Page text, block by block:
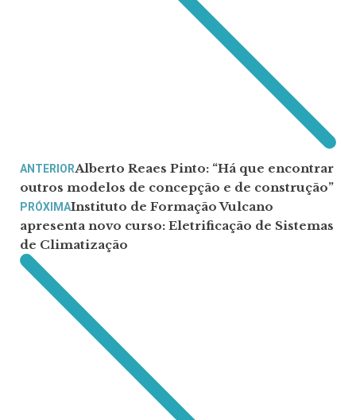
ANTERIORAlberto Reaes Pinto: “Há que encontrar
outros modelos de concepção e de construção”
PRÓXIMAInstituto de Formação Vulcano
apresenta novo curso: Eletrificação de Sistemas
de Climatização